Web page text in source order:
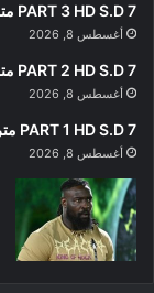
PART 3 HD S.D 7 مترجم
أغسطس 8, 2026
PART 2 HD S.D 7 مترجم
أغسطس 8, 2026
PART 1 HD S.D 7 مترجم
أغسطس 8, 2026